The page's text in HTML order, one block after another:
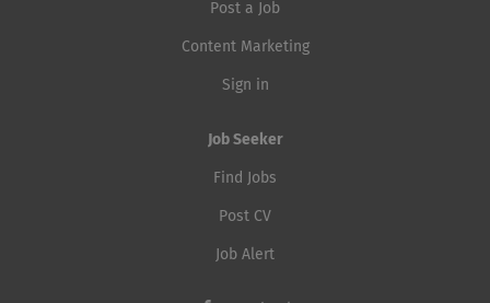
Post a Job
Content Marketing
Sign in
Job Seeker
Find Jobs
Post CV
Job Alert